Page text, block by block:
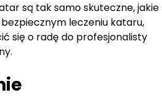
są tak samo skuteczne, jakie
leczeniu kataru,
się o radę do profesjonalisty